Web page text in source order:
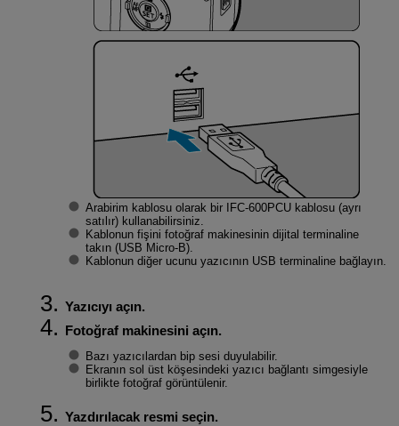
Arabirim kablosu olarak bir IFC-600PCUkablosu (ayrı
satılır) kullanabilirsiniz.
Kablonun fişini fotoğraf makinesinin dijital terminaline
takın (USB Micro-B).
Kablonun diğer ucunu yazıcının USB terminaline bağlayın.
Yazıcıyı açın.
Fotoğraf makinesini açın.
Bazı yazıcılardan bip sesi duyulabilir.
Ekranın sol üst köşesindeki yazıcı bağlantı simgesiyle
birlikte fotoğraf görüntülenir.
Yazdırılacak resmi seçin.